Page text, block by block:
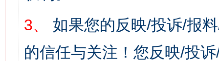
3、
如果您的反映/投诉/报
的信任与关注！您反映/投